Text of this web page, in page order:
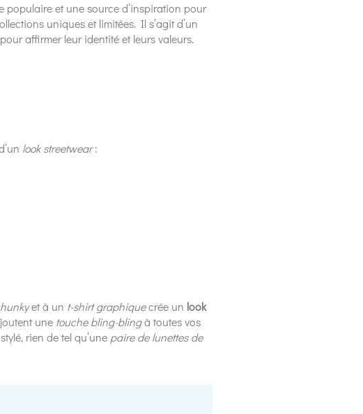
et une source d’inspiration pour
uniques et limitées. Il s’agit d’un
affirmer leur identité et leurs valeurs.
look streetwear:
et à un t-shirt graphiquecrée un look
une touche bling-blingà toutes vos
rien de tel qu’une paire de lunettes de